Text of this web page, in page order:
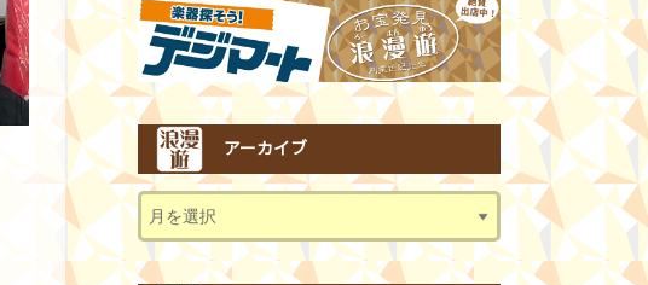
アーカイブ